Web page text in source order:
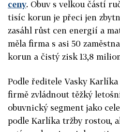
ceny. Obuv s velkou částí
tisíc korun je přeci jen
zasáhl růst cen energií a
měla firma s asi 50
korun a čistý zisk 13,8
Podle ředitele Vasky
firmě zvládnout těžký
obuvnický segment jako
podle Karlíka tržby rostou,